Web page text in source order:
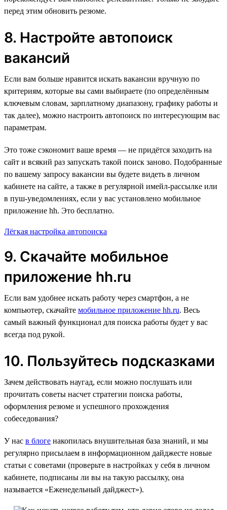
перед этим обновить резюме.
8. Настройте автопоиск
вакансий
Если вам больше нравится искать вакансии вручную по
критериям, которые вы сами выбираете (по определённым
ключевым словам, зарплатному диапазону, графику работы и
так далее), можно настроить автопоиск по интересующим вас
параметрам.
Это тоже сэкономит ваше время — не придётся заходить на
сайт и всякий раз запускать такой поиск заново. Подобранные
по вашему запросу вакансии вы будете видеть в личном
кабинете на сайте, а также в регулярной имейл-рассылке или
в пуш-уведомлениях, если у вас установлено мобильное
приложение hh. Это бесплатно.
Лёгкая настройка автопоиска
9. Скачайте мобильное
приложение hh.ru
Если вам удобнее искать работу через смартфон, а не
компьютер, скачайте мобильное приложение hh.ru. Весь
самый важный функционал для поиска работы будет у вас
всегда под рукой.
10. Пользуйтесь подсказками
Зачем действовать наугад, если можно послушать или
прочитать советы насчет стратегии поиска работы,
оформления резюме и успешного прохождения
собеседования?
У нас в блоге накопилась внушительная база знаний, и мы
регулярно присылаем в информационном дайджесте новые
статьи с советами (проверьте в настройках у себя в личном
кабинете, подписаны ли вы на такую рассылку, она
называется «Еженедельный дайджест»).